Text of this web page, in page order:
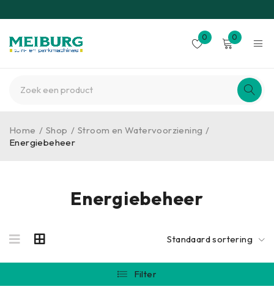
0 0
Energiebeheer
Home / Shop / Stroom en Watervoorziening /
Energiebeheer
Standaard sortering
Filter